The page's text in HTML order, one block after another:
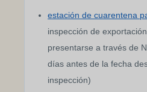
estación de cuarentena
inspección de
presentarse a través de
días antes de la fecha
inspección)